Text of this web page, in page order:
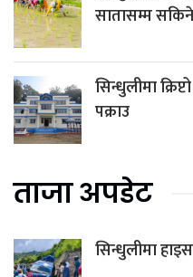
सातासम्म सकिने
सिन्धुलीमा
पक्राउ
ताजा अपडेट
सिन्धुलीमा